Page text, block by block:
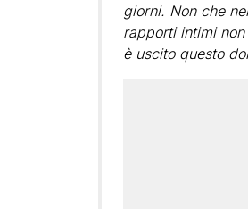
giorni. Non che
rapporti intimi
è uscito questo